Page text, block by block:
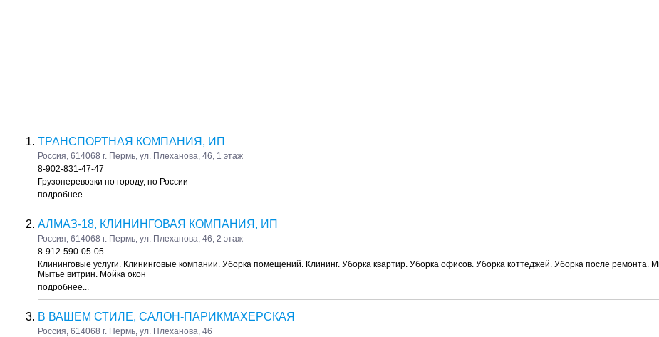
ТРАНСПОРТНАЯ КОМПАНИЯ, ИП
Россия, 614068 г. Пермь, ул. Плеханова, 46, 1 этаж
8-902-831-47-47
Грузоперевозки по городу, по России
подробнее...
АЛМАЗ-18, КЛИНИНГОВАЯ КОМПАНИЯ, ИП
Россия, 614068 г. Пермь, ул. Плеханова, 46, 2 этаж
8-912-590-05-05
Клининговые услуги. Клининговые компании. Уборка помещений. Клининг. Уборка квартир. Уборка офисов. Уборка коттеджей. Уборка после ремонта.
Мытье витрин. Мойка окон
подробнее...
В ВАШЕМ СТИЛЕ, САЛОН-ПАРИКМАХЕРСКАЯ
Россия, 614068 г. Пермь, ул. Плеханова, 46